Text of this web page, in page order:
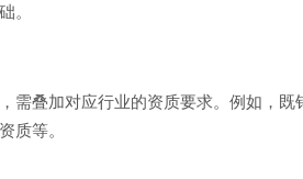
。
需叠加对应行业的资质要求。例如，既
质等。